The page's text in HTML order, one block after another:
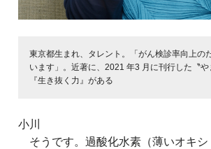
東京都生まれ、タレント。「がん検診率向上の
います」。近著に、2021 年3 月に刊行した〝や
『生き抜く力』がある
小川
そうです。過酸化水素（薄いオキシ